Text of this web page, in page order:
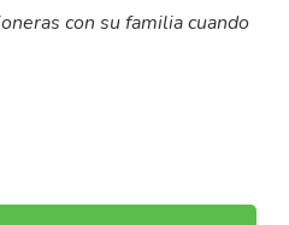
con su familia cuando